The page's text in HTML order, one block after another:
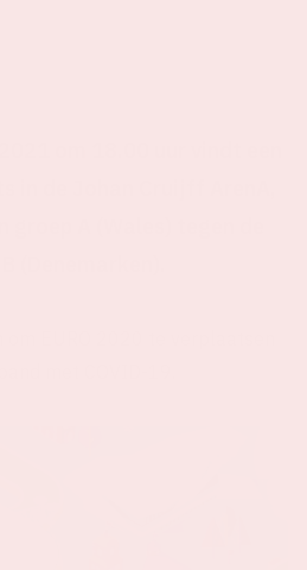
om 18.00 uur vindt een
in de Johan Cruijff ArenA,
A (Wales) tegen de
(Denemarken).
EURO 2020 te verplaatsen
met COVID-19.